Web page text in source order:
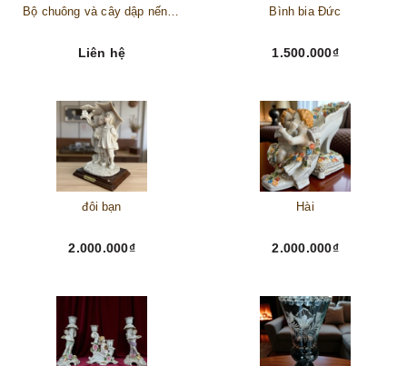
Bộ chuông và cây dập nến đồng
Liên hệ
Bình bia Đức
1.500.000₫
đôi bạn
2.000.000₫
Hài
2.000.000₫